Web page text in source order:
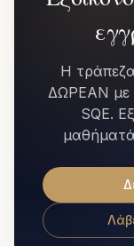
Η
ΔΩΡΕΑΝ με
SQE.